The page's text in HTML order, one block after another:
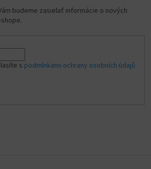
budeme zasielať informácie o nových
s podmínkami ochrany osobních údajů